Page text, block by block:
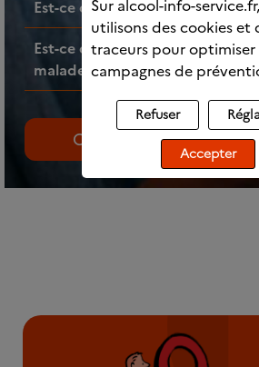
Est-ce que l’alcool fait grossir ?
Est-ce que faire des mélanges
malade ?
Consultez toutes les
Sur alcool-info-
utilisons des cookies et
traceurs pour optimiser
campagnes de
Refuser
Accepter